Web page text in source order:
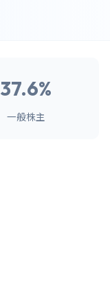
37.6%
一般株主